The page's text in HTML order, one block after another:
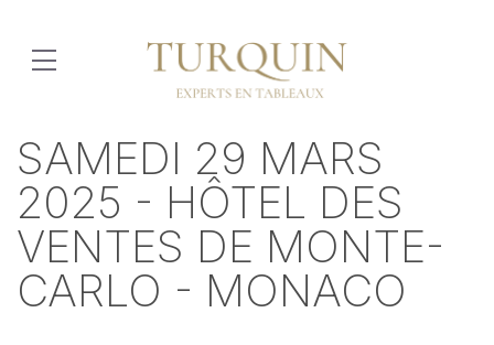
SAMEDI 29 MARS
2025 - HÔTEL DES
VENTES DE MONTE-
CARLO - MONACO